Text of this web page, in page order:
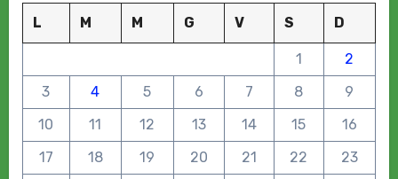
L M M G V S D
1
2
3
4 5 6 7 8
9
10
11 12 13 14 15
16
17
18 19 20 21 22
23